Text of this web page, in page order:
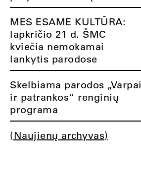
MES ESAME KULTŪRA:
lapkričio 21 d. ŠMC
kviečia nemokamai
lankytis parodose
Skelbiama parodos „Varpai
ir patrankos“ renginių
programa
(Naujienų archyvas)